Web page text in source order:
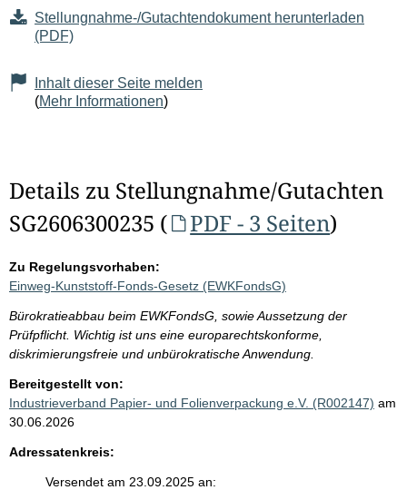
Stellungnahme-/Gutachtendokument herunterladen
(PDF)
Inhalt dieser Seite melden
(Mehr Informationen)
Details zu Stellungnahme/Gutachten
SG2606300235 (
PDF - 3 Seiten)
Zu Regelungsvorhaben:
Einweg-Kunststoff-Fonds-Gesetz (EWKFondsG)
Bürokratieabbau beim EWKFondsG, sowie Aussetzung der
Prüfpflicht. Wichtig ist uns eine europarechtskonforme,
diskrimierungsfreie und unbürokratische Anwendung.
Bereitgestellt von:
Industrieverband Papier- und Folienverpackung e.V. (R002147) am
30.06.2026
Adressatenkreis:
Versendet am 23.09.2025 an: